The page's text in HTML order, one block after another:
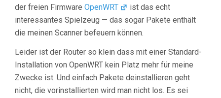
der freien Firmware OpenWRT
ist das echt
interessantes Spielzeug — das sogar Pakete enthält
die meinen Scanner befeuern können.
Leider ist der Router so klein dass mit einer Standard-
Installation von OpenWRT kein Platz mehr für meine
Zwecke ist. Und einfach Pakete deinstallieren geht
nicht, die vorinstallierten wird man nicht los. Es sei